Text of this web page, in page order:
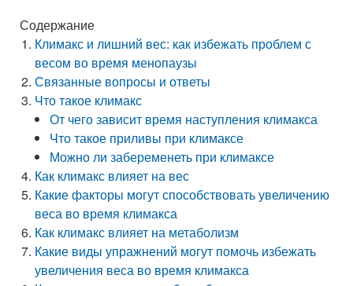
Содержание
Климакс и лишний вес: как избежать проблем с
весом во время менопаузы
Связанные вопросы и ответы
Что такое климакс
От чего зависит время наступления климакса
Что такое приливы при климаксе
Можно ли забеременеть при климаксе
Как климакс влияет на вес
Какие факторы могут способствовать увеличению
веса во время климакса
Как климакс влияет на метаболизм
Какие виды упражнений могут помочь избежать
увеличения веса во время климакса